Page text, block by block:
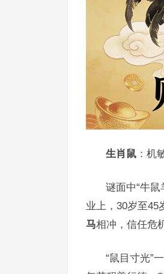
生肖鼠 ：机
谜面中“牛鼠
业上，30岁至45
马相冲，信任危
“鼠目寸光”